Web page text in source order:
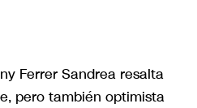
Ferrer Sandrea resalta
pero también optimista